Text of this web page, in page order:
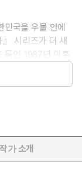
국을 우물 안에
시리즈가 더 새
묶인 1987년 이후
자 수정과 보완을
넘어 먼나라 이웃
’를 부록으로 추가
마무리할 수 있
대명사 『먼나라
보다 재미있고 생
작가 소개